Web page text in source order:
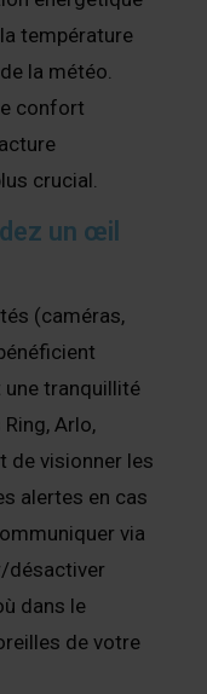
température
la météo.
confort
crucial.
un œil
(caméras,
une tranquillité
Arlo,
de visionner les
alertes en cas
via
désactiver
dans le
de votre